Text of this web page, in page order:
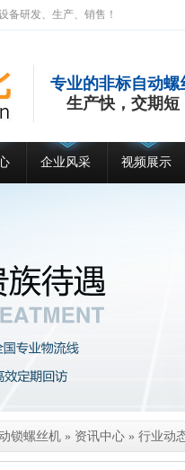
备研发、生产、销售！
专业的非标自动螺
生产快，交期短
企业风采 视频展示
锁螺丝机 » 资讯中心 » 行业动